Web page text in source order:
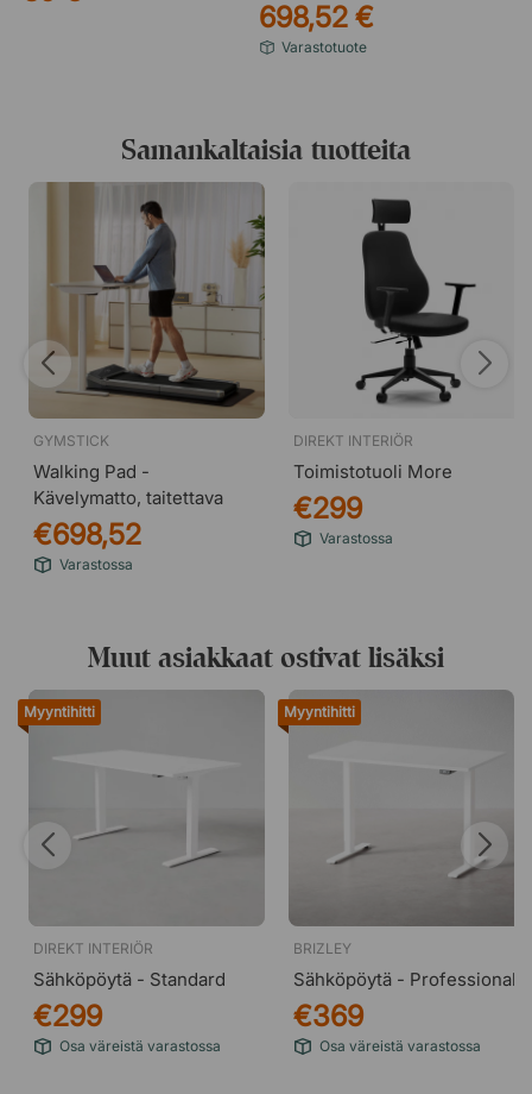
698,52 €
Varastotuote
Samankaltaisia tuotteita
GYMSTICK
Walking Pad -
Kävelymatto, taitettava
€698,52
Varastossa
DIREKT INTERIÖR
Toimistotuoli More
€299
Varastossa
Muut asiakkaat ostivat lisäksi
Myyntihitti
DIREKT INTERIÖR
Sähköpöytä - Standard
€299
Osa väreistä varastossa
Myyntihitti
BRIZLEY
Sähköpöytä - Professional
€369
Osa väreistä varastossa